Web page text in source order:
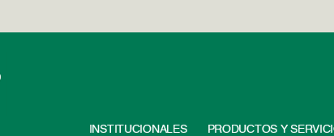
INSTITUCIONALES PRODUCTOS Y